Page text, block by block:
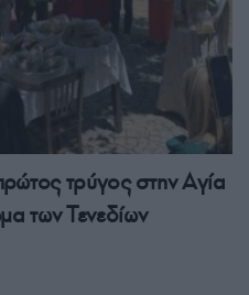
τρύγος στην Αγία
των Τενεδίων